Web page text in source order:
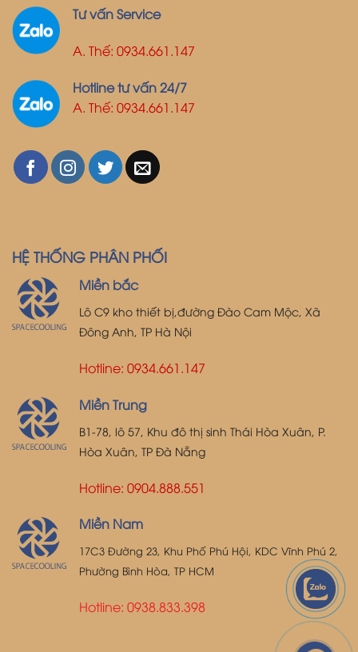
Tư vấn Service
A. Thế: 0934.661.147
Hotline tư vấn 24/7
A. Thế: 0934.661.147
HỆ THỐNG PHÂN PHỐI
Miền bắc
Lô C9 kho thiết bị,đường Đào Cam Mộc, Xã
Đông Anh, TP Hà Nội
Hotline: 0934.661.147
Miền Trung
B1-78, lô 57, Khu đô thị sinh Thái Hòa Xuân, P.
Hòa Xuân, TP Đà Nẵng
Hotline: 0904.888.551
Miền Nam
17C3 Đường 23, Khu Phố Phú Hội, KDC Vĩnh Phú 2,
Phường Bình Hòa, TP HCM
Hotline: 0938.833.398